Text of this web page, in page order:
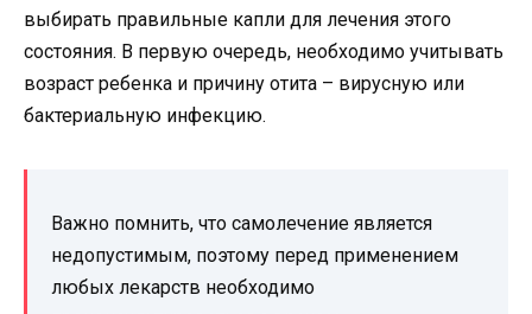
выбирать правильные капли для лечения этого
состояния. В первую очередь, необходимо учитывать
возраст ребенка и причину отита – вирусную или
бактериальную инфекцию.
Важно помнить, что самолечение является
недопустимым, поэтому перед применением
любых лекарств необходимо